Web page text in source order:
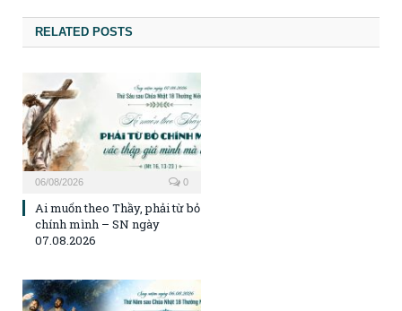
RELATED POSTS
06/08/2026 0
Ai muốn theo Thầy, phải từ bỏ
chính mình – SN ngày
07.08.2026